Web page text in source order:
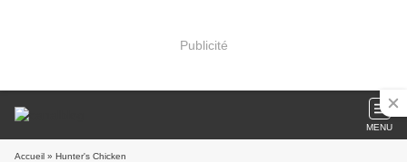
Publicité
MENU
Accueil » Hunter's Chicken